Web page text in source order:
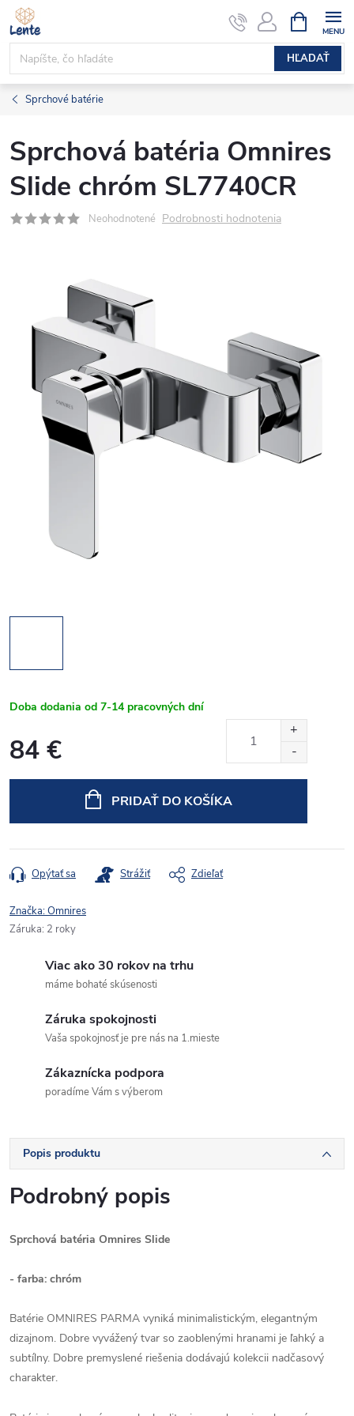
Prejsť
na
obsah
HĽADAŤ
KOŠÍK
Sprchové batérie
Sprchová batéria Omnires
Slide chróm SL7740CR
Neohodnotené Podrobnosti hodnotenia
Doba dodania od 7-14 pracovných dní
84 €
PRIDAŤ DO KOŠÍKA
Opýtať sa Strážiť Zdieľať
Značka:Omnires
Záruka: 2 roky
Viac ako 30 rokov na trhu
máme bohaté skúsenosti
Záruka spokojnosti
Vaša spokojnosť je pre nás na 1.mieste
Zákaznícka podpora
poradíme Vám s výberom
Popis produktu
Podrobný popis
Sprchová batéria Omnires Slide
- farba: chróm
Batérie OMNIRES PARMA vyniká minimalistickým, elegantným
dizajnom. Dobre vyvážený tvar so zaoblenými hranami je ľahký a
subtílny. Dobre premyslené riešenia dodávajú kolekcii nadčasový
charakter.